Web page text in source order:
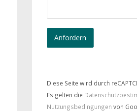
Diese Seite wird durch
Es gelten die
Nutzungsbedingungen von